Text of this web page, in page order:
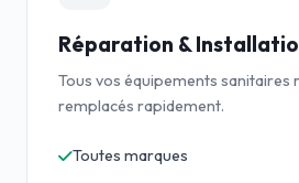
Réparation &
Tous vos équipements sanitaires
remplacés rapidement.
Toutes marques